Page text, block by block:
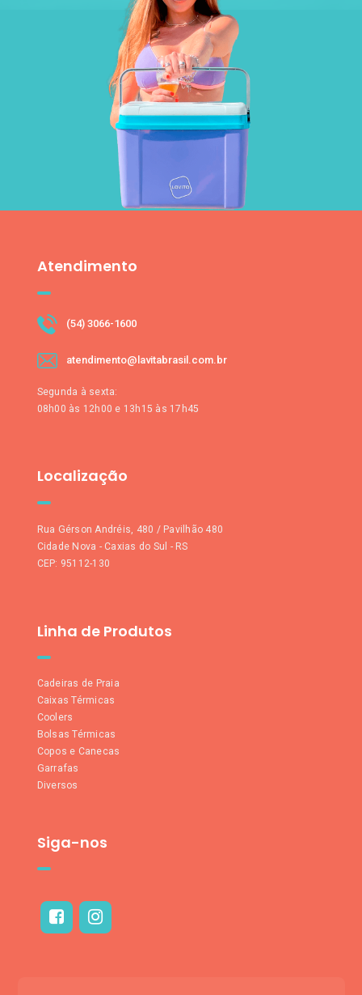
Atendimento
(54) 3066-1600
atendimento@lavitabrasil.com.br
Segunda à sexta:
08h00 às 12h00 e 13h15 às 17h45
Localização
Rua Gérson Andréis, 480 / Pavilhão 480
Cidade Nova - Caxias do Sul - RS
CEP: 95112-130
Linha de Produtos
Cadeiras de Praia
Caixas Térmicas
Coolers
Bolsas Térmicas
Copos e Canecas
Garrafas
Diversos
Siga-nos